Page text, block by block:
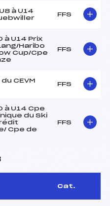
à U14
FFS
à U14 Prix
Haribo
Cup/Cpe
FFS
CEVM
FFS
à U14 Cpe
du Ski
Cpe de
FFS
Cat.